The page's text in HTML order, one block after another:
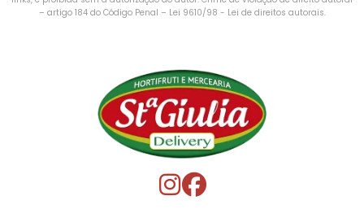
– artigo 184 do Código Penal – Lei 9610/98 - Lei de direitos autorais.